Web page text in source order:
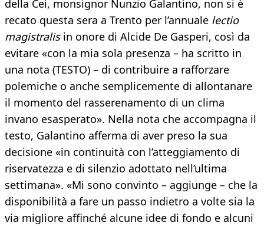
della Cei, monsignor Nunzio Galantino, non si è
recato questa sera a Trento per l’annuale lectio
magistralis in onore di Alcide De Gasperi, così da
evitare «con la mia sola presenza – ha scritto in
una nota (TESTO) – di contribuire a rafforzare
polemiche o anche semplicemente di allontanare
il momento del rasserenamento di un clima
invano esasperato». Nella nota che accompagna il
testo, Galantino afferma di aver preso la sua
decisione «in continuità con l’atteggiamento di
riservatezza e di silenzio adottato nell’ultima
settimana». «Mi sono convinto – aggiunge – che la
disponibilità a fare un passo indietro a volte sia la
via migliore affinché alcune idee di fondo e alcuni